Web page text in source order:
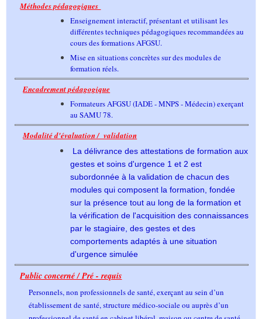
Méthodes pédagogiques
Enseignement interactif, présentant et utilisant les
différentes techniques pédagogiques recommandées au
cours des formations AFGSU.
Mise en situations concrètes sur des modules de
formation réels.
Encadrement pédagogique
Formateurs AFGSU (IADE - MNPS - Médecin) exerçant
au SAMU 78.
Modalité d'évaluation / validation
La délivrance des attestations de formation aux
gestes et soins d'urgence 1 et 2 est
subordonnée à la validation de chacun des
modules qui composent la formation, fondée
sur la présence tout au long de la formation et
la vérification de l'acquisition des connaissances
par le stagiaire, des gestes et des
comportements adaptés à une situation
d'urgence simulée
Public concerné / Pré - requis
Personnels, non professionnels de santé, exerçant au sein d’un
établissement de santé, structure médico-sociale ou auprès d’un